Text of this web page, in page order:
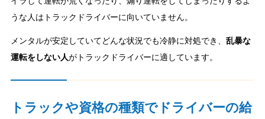
うな人はトラックドライバーに向いていません。
メンタルが安定していてどんな状況でも冷静に対処でき、 乱暴な
運転をしない人がトラックドライバーに適しています。
トラックや資格の種類でドライバーの給